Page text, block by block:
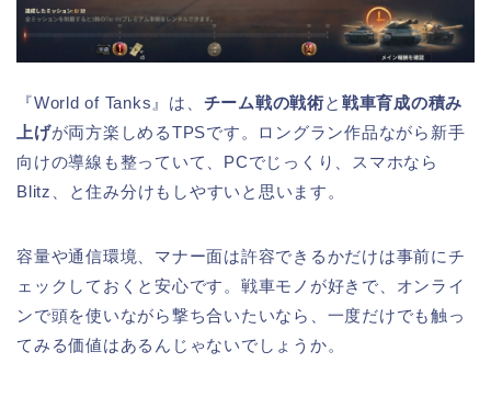
『World of Tanks』は、 チーム戦の戦術と 戦車育成の積み
上げが両方楽しめるTPSです。ロングラン作品ながら新手
向けの導線も整っていて、PCでじっくり、スマホなら
Blitz、と住み分けもしやすいと思います。
容量や通信環境、マナー面は許容できるかだけは事前にチ
ェックしておくと安心です。戦車モノが好きで、オンライ
ンで頭を使いながら撃ち合いたいなら、一度だけでも触っ
てみる価値はあるんじゃないでしょうか。